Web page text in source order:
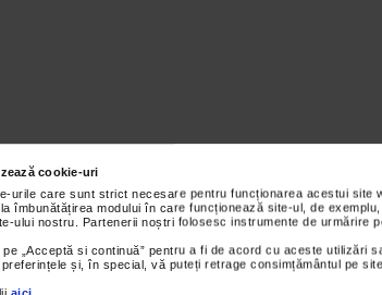
cookie-uri
urile care sunt strict necesare pentru funcționarea acestui
îmbunătățirea modului în care funcționează site-ul, de
ului nostru. Partenerii noștri folosesc instrumente de urmărire
„Acceptă si continuă” pentru a fi de acord cu aceste utilizări
și, în special, vă puteți retrage consimțământul pe
aici